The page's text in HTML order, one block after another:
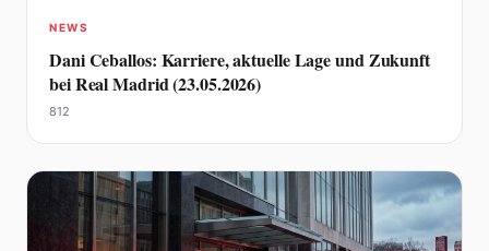
NEWS
Dani Ceballos: Karriere, aktuelle Lage und Zukunft
bei Real Madrid (23.05.2026)
812